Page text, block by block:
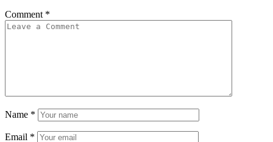
Comment *
Name *
Email *